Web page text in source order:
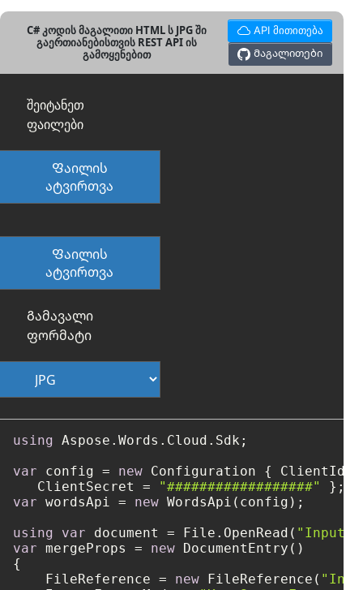
C# კოდის მაგალითი HTML ს JPG ში
გაერთიანებისთვის REST API ის
გამოყენებით
API მითითება
Მაგალითები
შეიტანეთ
ფაილები
Ფაილის
ატვირთვა
Ფაილის
ატვირთვა
Გამავალი
ფორმატი
using Aspose.Words.Cloud.Sdk;
var config = new Configuration { ClientId
   ClientSecret =
"##################"
var wordsApi = new WordsApi(config);
using
var document = File.OpenRead(
var mergeProps = new DocumentEntry()
{
    FileReference =
new FileReference(